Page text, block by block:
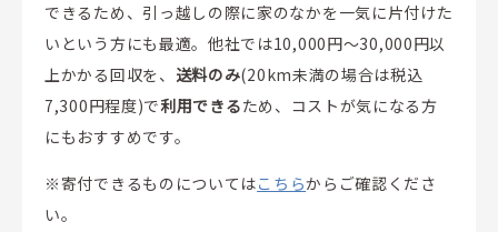
できるため、引っ越しの際に家のなかを一気に片付けた
いという方にも最適。他社では10,000円～30,000円以
上かかる回収を、 送料のみ(20km未満の場合は税込
7,300円程度)で利用できるため、コストが気になる方
にもおすすめです。
※寄付できるものについてはこちらからご確認くださ
い。